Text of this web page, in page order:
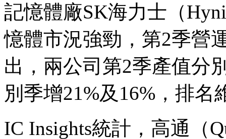
記憶體廠SK海力士（
憶體市況強勁，第2季營
出，兩公司第2季產值分
別季增21%及16%，排名
IC Insights統計，高通（